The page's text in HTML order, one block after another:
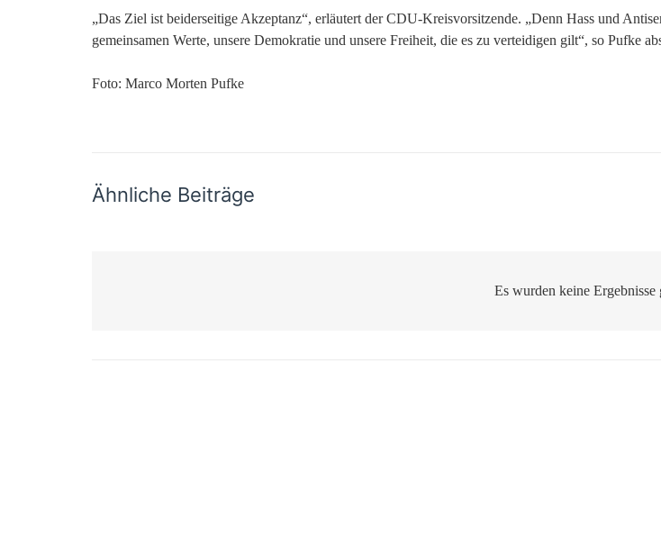
„Das Ziel ist beiderseitige Akzeptanz“, erläutert der CDU-Kreisvorsitzende. „Denn Hass und
gemeinsamen Werte, unsere Demokratie und unsere Freiheit, die es zu verteidigen gilt“, so Pufke
Foto: Marco Morten Pufke
Ähnliche Beiträge
Es wurden keine Ergebnisse